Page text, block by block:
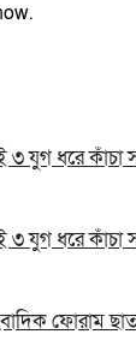
৩ যুগ ধরে কাঁচা
৩ যুগ ধরে কাঁচা
ফোরাম